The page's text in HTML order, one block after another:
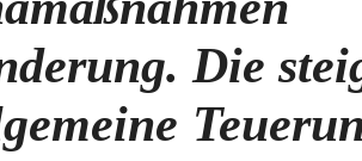
Die